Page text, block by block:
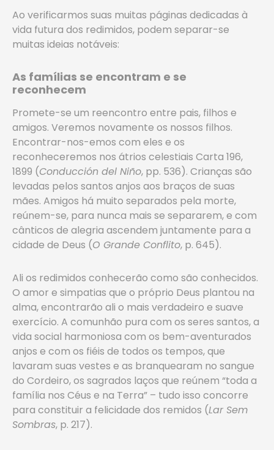
Ao verificarmos suas muitas páginas dedicadas à
vida futura dos redimidos, podem separar-se
muitas ideias notáveis:
As famílias se encontram e se
reconhecem
Promete-se um reencontro entre pais, filhos e
amigos. Veremos novamente os nossos filhos.
Encontrar-nos-emos com eles e os
reconheceremos nos átrios celestiais Carta 196,
1899 (Conducción del Niño, pp. 536). Crianças são
levadas pelos santos anjos aos braços de suas
mães. Amigos há muito separados pela morte,
reúnem-se, para nunca mais se separarem, e com
cânticos de alegria ascendem juntamente para a
cidade de Deus (O Grande Conflito, p. 645).
Ali os redimidos conhecerão como são conhecidos.
O amor e simpatias que o próprio Deus plantou na
alma, encontrarão ali o mais verdadeiro e suave
exercício. A comunhão pura com os seres santos, a
vida social harmoniosa com os bem-aventurados
anjos e com os fiéis de todos os tempos, que
lavaram suas vestes e as branquearam no sangue
do Cordeiro, os sagrados laços que reúnem “toda a
família nos Céus e na Terra” – tudo isso concorre
para constituir a felicidade dos remidos (Lar Sem
Sombras, p. 217).